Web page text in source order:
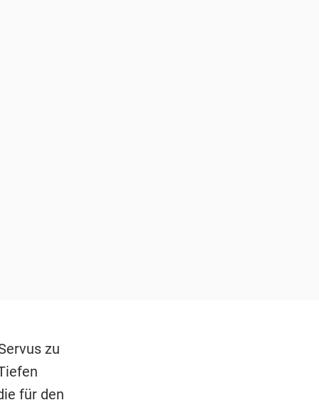
zu
für den